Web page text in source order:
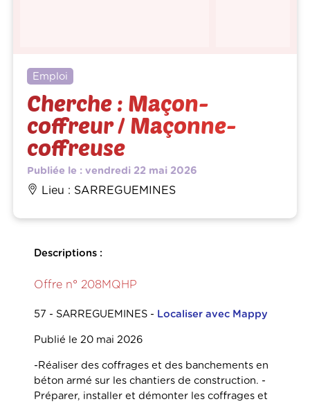
Emploi
Cherche : Maçon-
coffreur / Maçonne-
coffreuse
Publiée le : vendredi 22 mai 2026
Lieu : SARREGUEMINES
Descriptions :
Offre n° 208MQHP
57 - SARREGUEMINES- Localiser avec Mappy
Publié le 20 mai 2026
-Réaliser des coffrages et des banchements en
béton armé sur les chantiers de construction. -
Préparer, installer et démonter les coffrages et